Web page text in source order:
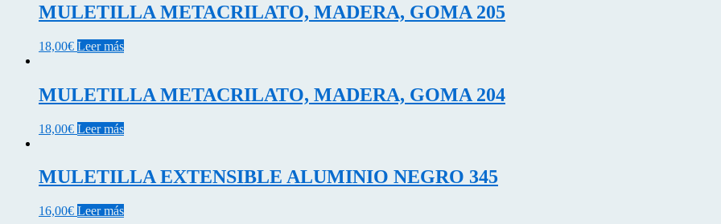
MULETILLA METACRILATO, MADERA, GOMA 205
18,00€ Leer más
MULETILLA METACRILATO, MADERA, GOMA 204
18,00€ Leer más
MULETILLA EXTENSIBLE ALUMINIO NEGRO 345
16,00€ Leer más